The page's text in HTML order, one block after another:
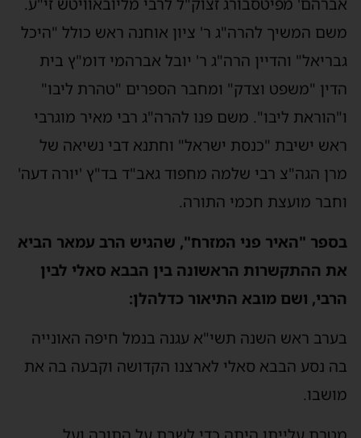
אברהם' מפיטסבורג זצוק"ל לרבי מליובאוויטש זי"ע.
משם המשיך להרה"ג ר' ציון אוחנה ראש כולל "היכל
גבריאל" והדיין הרה"ג ר' יובל אברהמי דומ"ץ בית
הדין "משפט וצדק" ומחבר הספרים "טהרת ליבו"
ו"הוראת ליבו". משם פנו להרה"ג רבי מאיר מוגרבי
ראש ישיבת "כנסת ישראל" וחתנא דבי נשיאה של
מרן הגה"צ רבי שלמה מחפוד גאב"ד בד"ץ 'יורה דעה'
וחבר מועצת חכמי התורה.
בספר "האיר פני המזרח", שהגיש הרב עמאר הביא
את ההתקשרות הראשונה בין הבבא סאלי לבין
הרבי, ושם מובא התיאור כדלהלן:
בערב ראש השנה תשי"א עגנה בנמל חיפה האונייה
בה נסע הבבא סאלי לארצנו הקדושה וקבעה בה את
מושבו.